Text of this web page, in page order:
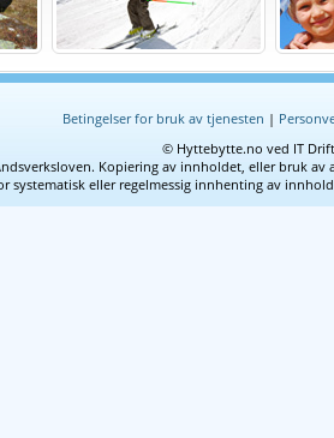
Betingelser for bruk av tjenesten |
© Hyttebytte.no ved IT
Kopiering av innholdet, eller bruk
systematisk eller regelmessig innhenting av